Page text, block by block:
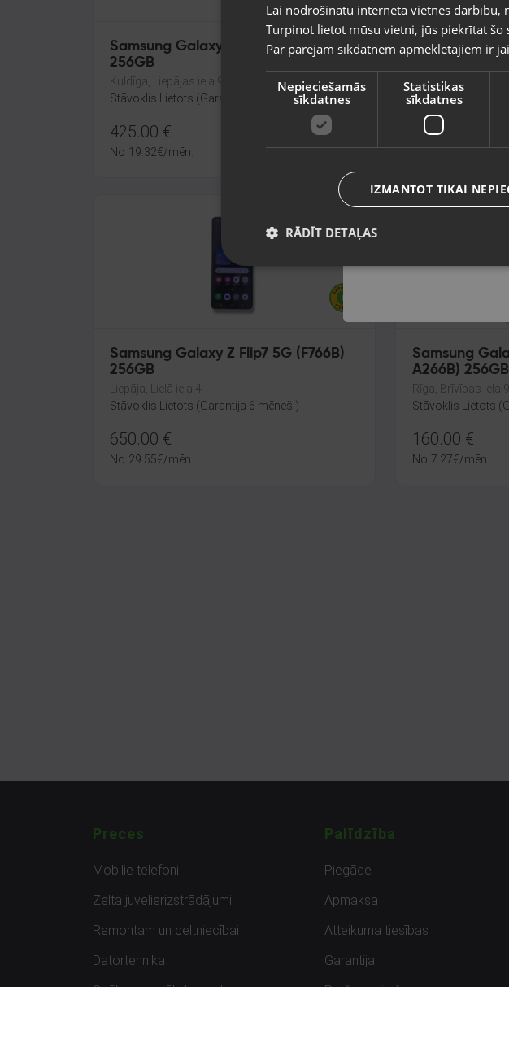
Samsung Galaxy S25 FE (S731B/DS)
256GB
Kuldīga, Liepājas iela 9
Stāvoklis Lietots (Garantija 6 mēneši)
425.00 €
No 19.32€/mēn.
Samsung
Olaine, Zemgales
Stāvoklis Lietots
30.00€
Samsung Galaxy Z Flip7 5G (F766B)
256GB
Liepāja, Lielā iela 4
Stāvoklis Lietots (Garantija 6 mēneši)
650.00 €
No 29.55€/mēn.
Samsung
A266B)
Rīga, Brīvības iela
Stāvoklis Lietots
160.00 €
No 7.27€/mēn.
Preces
Mobilie telefoni
Zelta juvelierizstrādājumi
Remontam un celtniecībai
Datortehnika
Spēles un spēļu konsoles
Palīdzība
Piegāde
Apmaksa
Atteikuma tiesības
Garantija
Preču uzpirkšana
Vietnes saturs
Valsts
Valoda
Latviešu /
Lai nodrošinātu interneta vietnes darbību,
Turpinot lietot mūsu vietni, jūs piekrītat šo
Par pārējām sīkdatnēm apmeklētājiem ir
Nepieciešamās
sīkdatnes
Statistikas
sīkdatnes
IZMANTOT TIKAI
RĀDĪT DETAĻAS